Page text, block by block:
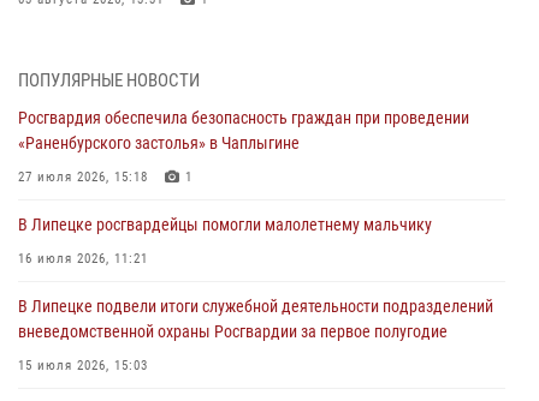
фестивалей в Липецке
Сотрудники Росгвардии продолжают контроль безопасности
детских оздоровительно-образовательных объектов в Липецкой
31 июля 2026, 15:49
Росгвардии
30 июля 2026, 15:25
ПОПУЛЯРНЫЕ НОВОСТИ
Росгвардия обеспечила безопасность граждан при проведении
«Раненбурского застолья» в Чаплыгине
27 июля 2026, 15:18 1
В Липецке росгвардейцы помогли малолетнему мальчику
16 июля 2026, 11:21
В Липецке подвели итоги служебной деятельности подразделений
вневедомственной охраны Росгвардии за первое полугодие
15 июля 2026, 15:03